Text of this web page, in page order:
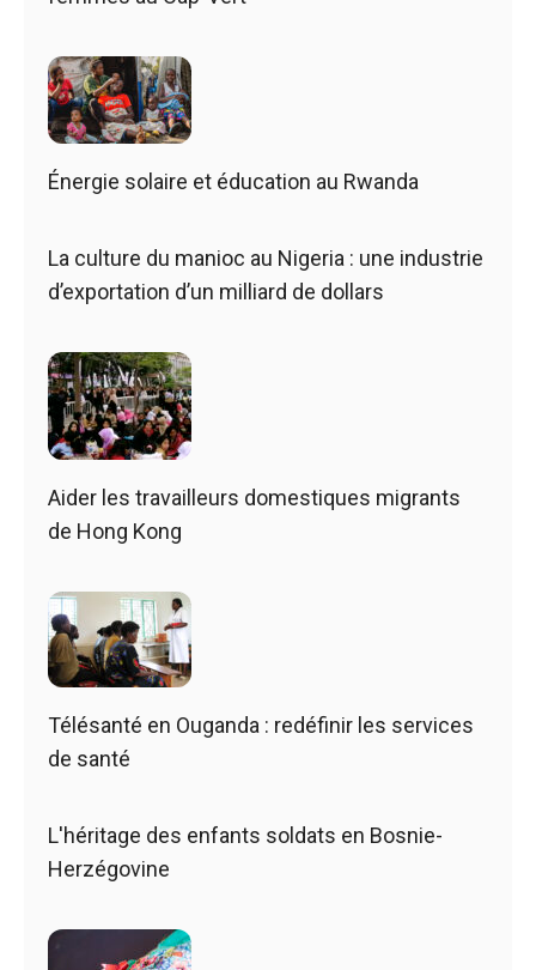
Énergie solaire et éducation au Rwanda
La culture du manioc au Nigeria : une industrie
d’exportation d’un milliard de dollars
Aider les travailleurs domestiques migrants
de Hong Kong
Télésanté en Ouganda : redéfinir les services
de santé
L'héritage des enfants soldats en Bosnie-
Herzégovine